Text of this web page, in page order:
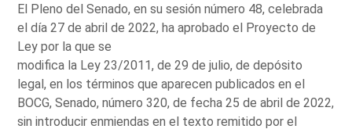
El Pleno del Senado, en su sesión número 48, celebrada
el día 27 de abril de 2022, ha aprobado el Proyecto de
Ley por la que se
modifica la Ley 23/2011, de 29 de julio, de depósito
legal, en los términos que aparecen publicados en el
BOCG, Senado, número 320, de fecha 25 de abril de 2022,
sin introducir enmiendas en el texto remitido por el